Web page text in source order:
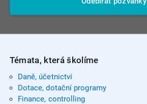
Témata, která školíme
Daně, účetnictví
Dotace, dotační programy
Finance, controlling